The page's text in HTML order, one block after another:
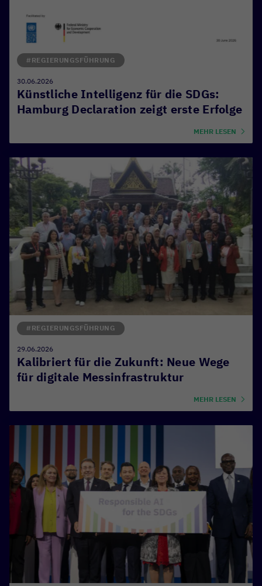
Künstliche Intelligenz für die SDGs:
Hamburg Declaration zeigt erste Erfolge
#REGIERUNGSFÜHRUNG
30.06.2026
MEHR LESEN
Kalibriert für die Zukunft: Neue Wege
für digitale Messinfrastruktur
#REGIERUNGSFÜHRUNG
29.06.2026
MEHR LESEN